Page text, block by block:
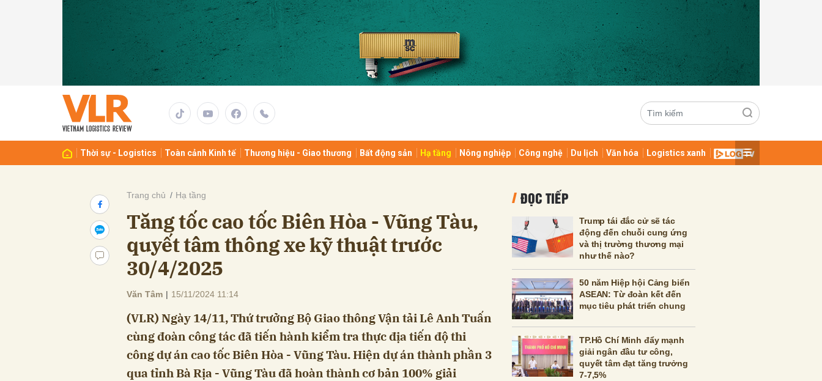
Thời sự - Logistics Toàn cảnh Kinh tế Thương hiệu - Giao thương Bất động sản Hạ tầng Nông nghiệp Công nghệ Du lịch Văn hóa Logistics xanh
Trang chủ Hạ tầng
Tăng tốc cao tốc Biên Hòa - Vũng Tàu,
quyết tâm thông xe kỹ thuật trước
30/4/2025
Văn Tâm | 15/11/2024 11:14
(VLR) Ngày 14/11, Thứ trưởng Bộ Giao thông Vận tải Lê Anh Tuấn
cùng đoàn công tác đã tiến hành kiểm tra thực địa tiến độ thi
công dự án cao tốc Biên Hòa - Vũng Tàu. Hiện dự án thành phần 3
qua tỉnh Bà Rịa - Vũng Tàu đã hoàn thành cơ bản 100% giải
ĐỌC TIẾP
Trump tái đắc cử sẽ tác
động đến chuỗi cung ứng
và thị trường thương mại
như thế nào?
50 năm Hiệp hội Cảng biển
ASEAN: Từ đoàn kết đến
mục tiêu phát triển chung
TP.Hồ Chí Minh đẩy mạnh
giải ngân đầu tư công,
quyết tâm đạt tăng trưởng
7-7,5%
Gửi bình luận